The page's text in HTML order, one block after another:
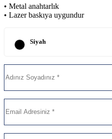
• Metal anahtarlık
• Lazer baskıya uygundur
Siyah